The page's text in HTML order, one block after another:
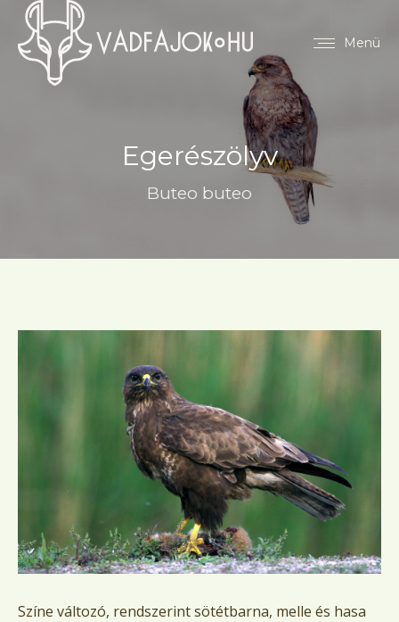
Menü
Egerészölyv
Buteo buteo
Színe változó, rendszerint sötétbarna, melle és hasa